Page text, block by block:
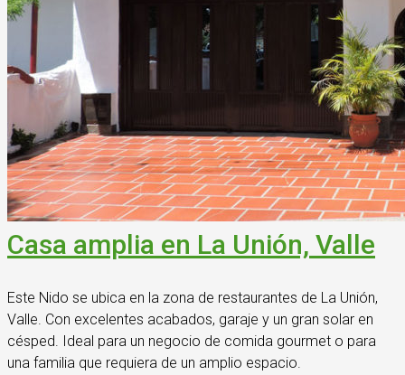
Casa amplia en La Unión, Valle
Este Nido se ubica en la zona de restaurantes de La Unión,
Valle. Con excelentes acabados, garaje y un gran solar en
césped. Ideal para un negocio de comida gourmet o para
una familia que requiera de un amplio espacio.